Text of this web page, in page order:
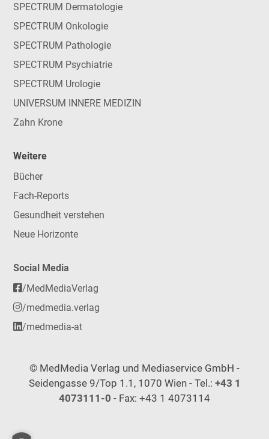
SPECTRUM Dermatologie
SPECTRUM Onkologie
SPECTRUM Pathologie
SPECTRUM Psychiatrie
SPECTRUM Urologie
UNIVERSUM INNERE MEDIZIN
Zahn Krone
Weitere
Bücher
Fach-Reports
Gesundheit verstehen
Neue Horizonte
Social Media
/MedMediaVerlag
/medmedia.verlag
/medmedia-at
© MedMedia Verlag und Mediaservice GmbH -
Seidengasse 9/Top 1.1, 1070 Wien - Tel.: +43 1
4073111-0 - Fax: +43 1 4073114